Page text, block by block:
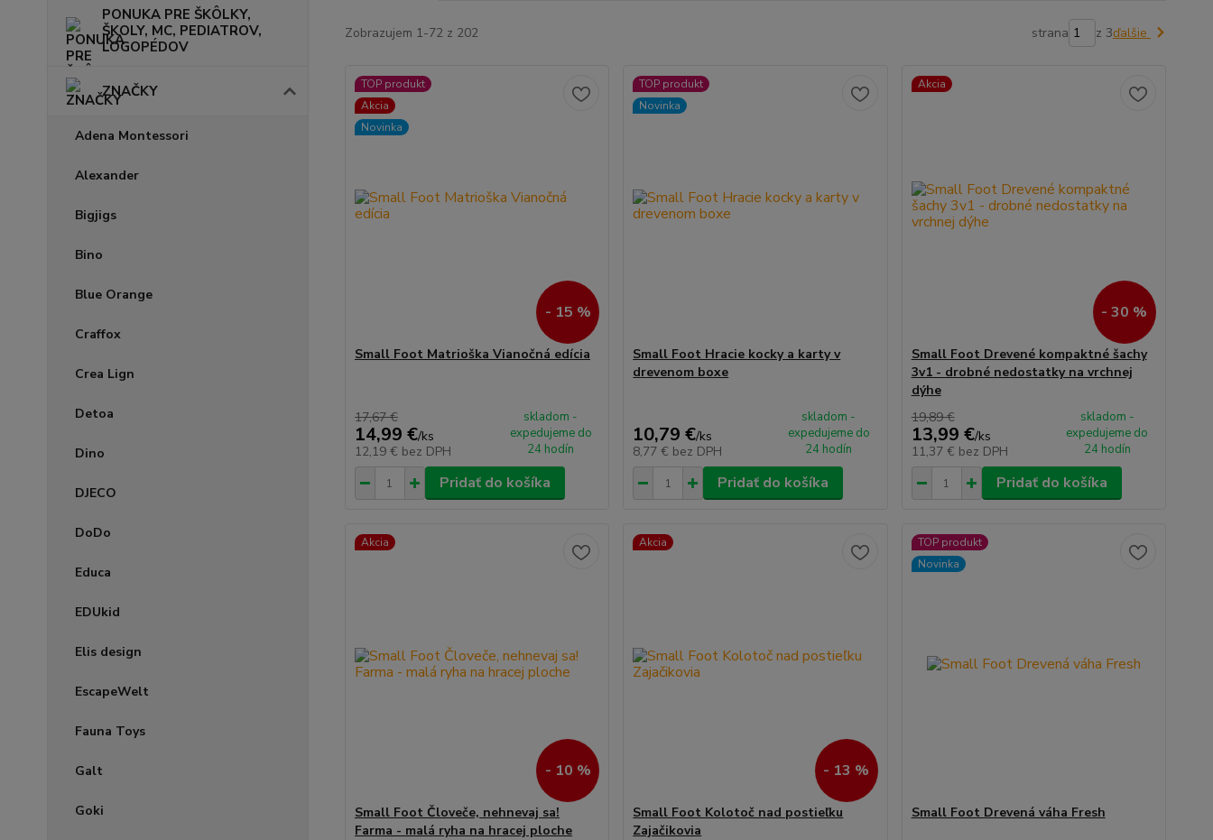
PONUKA PRE ŠKÔLKY,
ŠKOLY, MC, PEDIATROV,
LOGOPÉDOV
ZNAČKY
Adena Montessori
Alexander
Bigjigs
Bino
Blue Orange
Craffox
Crea Lign
Detoa
Dino
DJECO
DoDo
Educa
EDUkid
Elis design
EscapeWelt
Fauna Toys
Galt
Goki
Zobrazujem 1-72 z 202 strana z 3ďalšie
TOP produkt
Akcia
Novinka
- 15 %
Small Foot Matrioška Vianočná edícia
17,67 €
14,99 €/ks
12,19 € bez DPH
skladom -
expedujeme do
24 hodín
Pridať do košíka
TOP produkt
Novinka
Small Foot Hracie kocky a karty v
drevenom boxe
10,79 €/ks
8,77 € bez DPH
skladom -
expedujeme do
24 hodín
Pridať do košíka
Akcia
- 30 %
Small Foot Drevené kompaktné šachy
3v1 - drobné nedostatky na vrchnej
dýhe
19,89 €
13,99 €/ks
11,37 € bez DPH
skladom -
expedujeme do
24 hodín
Pridať do košíka
Akcia
- 10 %
Small Foot Človeče, nehnevaj sa!
Farma - malá ryha na hracej ploche
Akcia
- 13 %
Small Foot Kolotoč nad postieľku
Zajačikovia
TOP produkt
Novinka
Small Foot Drevená váha Fresh